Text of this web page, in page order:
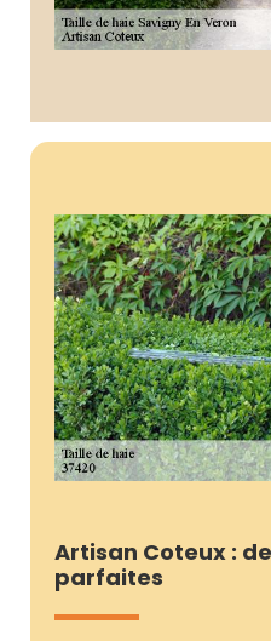
Artisan Coteux :
parfaites